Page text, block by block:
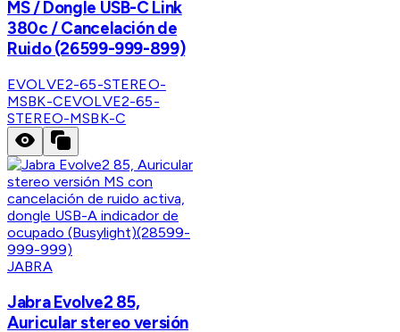
MS / Dongle USB-C Link
380c / Cancelación de
Ruido (26599-999-899)
EVOLVE2-65-STEREO-
MSBK-CEVOLVE2-65-
STEREO-MSBK-C
JABRA
Jabra Evolve2 85,
Auricular stereo versión